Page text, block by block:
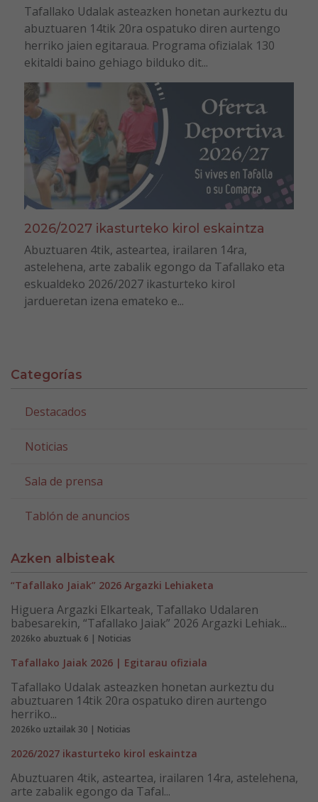
Tafallako Udalak asteazken honetan aurkeztu du
abuztuaren 14tik 20ra ospatuko diren aurtengo
herriko jaien egitaraua. Programa ofizialak 130
ekitaldi baino gehiago bilduko dit...
2026/2027 ikasturteko kirol eskaintza
Abuztuaren 4tik, asteartea, irailaren 14ra,
astelehena, arte zabalik egongo da Tafallako eta
eskualdeko 2026/2027 ikasturteko kirol
jardueretan izena emateko e...
Categorías
Destacados
Noticias
Sala de prensa
Tablón de anuncios
Azken albisteak
“Tafallako Jaiak” 2026 Argazki Lehiaketa
Higuera Argazki Elkarteak, Tafallako Udalaren
babesarekin, “Tafallako Jaiak” 2026 Argazki Lehiak...
2026ko abuztuak 6 | Noticias
Tafallako Jaiak 2026 | Egitarau ofiziala
Tafallako Udalak asteazken honetan aurkeztu du
abuztuaren 14tik 20ra ospatuko diren aurtengo
herriko...
2026ko uztailak 30 | Noticias
2026/2027 ikasturteko kirol eskaintza
Abuztuaren 4tik, asteartea, irailaren 14ra, astelehena,
arte zabalik egongo da Tafal...